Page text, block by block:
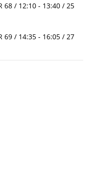
68 / 12:10 - 13:40 / 25
69 / 14:35 - 16:05 / 27